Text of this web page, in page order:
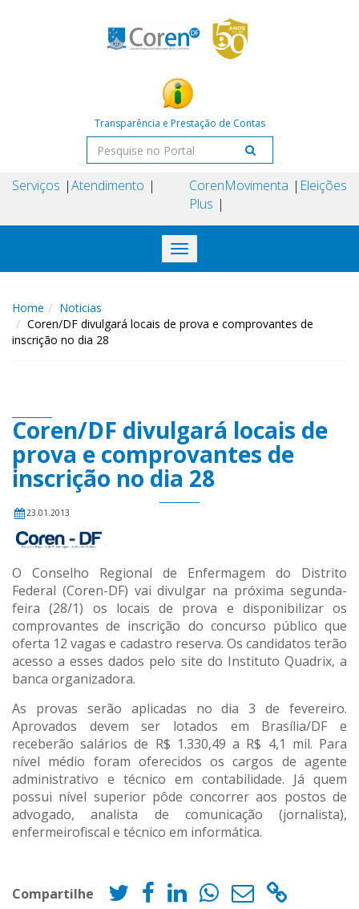
Transparência e Prestação de Contas
Serviços Atendimento
Coren
Plus
Movimenta Eleições
Toggle
navigation
Home
Noticias
Coren/DF divulgará locais de prova e comprovantes de
inscrição no dia 28
Coren/DF divulgará locais de
prova e comprovantes de
inscrição no dia 28
23.01.2013
O Conselho Regional de Enfermagem do Distrito
Federal (Coren-DF) vai divulgar na próxima segunda-
feira (28/1) os locais de prova e disponibilizar os
comprovantes de inscrição do concurso público que
oferta 12 vagas e cadastro reserva. Os candidatos terão
acesso a esses dados pelo site do Instituto Quadrix, a
banca organizadora.
As provas serão aplicadas no dia 3 de fevereiro.
Aprovados devem ser lotados em Brasília/DF e
receberão salários de R$ 1.330,49 a R$ 4,1 mil. Para
nível médio foram oferecidos os cargos de agente
administrativo e técnico em contabilidade. Já quem
possui nível superior pôde concorrer aos postos de
advogado, analista de comunicação (jornalista),
enfermeirofiscal e técnico em informática.
Compartilhe